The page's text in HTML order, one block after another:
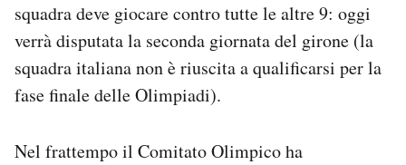
squadra deve giocare contro tutte le altre 9: oggi
verrà disputata la seconda giornata del girone (la
squadra italiana non è riuscita a qualificarsi per la
fase finale delle Olimpiadi).
Nel frattempo il Comitato Olimpico ha